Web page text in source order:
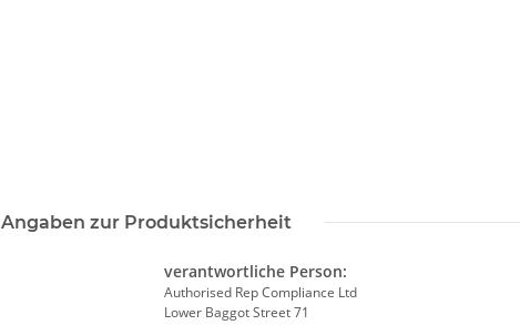
Angaben zur Produktsicherheit
verantwortliche Person:
Authorised Rep Compliance Ltd
Lower Baggot Street 71